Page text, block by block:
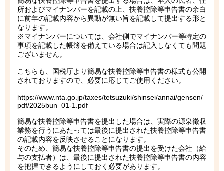
所およびマイナンバーを記載の上、扶養控除等申告書の余白
に前年の記載内容から異動が無い旨を記載して提出する形と
なります。
※マイナンバーについては、会社側でマイナンバー等特定の
事項を記載した帳簿を備えている場合は記入しなくても問題
ございません。
こちらも、国税庁より簡易な扶養控除等申告書の様式も公開
されておりますので、必要に応じてご使用ください。
https://www.nta.go.jp/taxes/tetsuzuki/shinsei/annai/gensen/
pdf/2025bun_01-1.pdf
簡易な扶養控除等申告書を提出した場合は、実際の源泉徴収
業務を行うにあたっては最後に提出された扶養控除等申告書
の記載内容を反映させることになります。
そのため、簡易な扶養控除等申告書の提出を受けた会社（給
与の支払者）は、最後に提出された扶養控除等申告書の内容
を把握できるようにしておく必要があります。